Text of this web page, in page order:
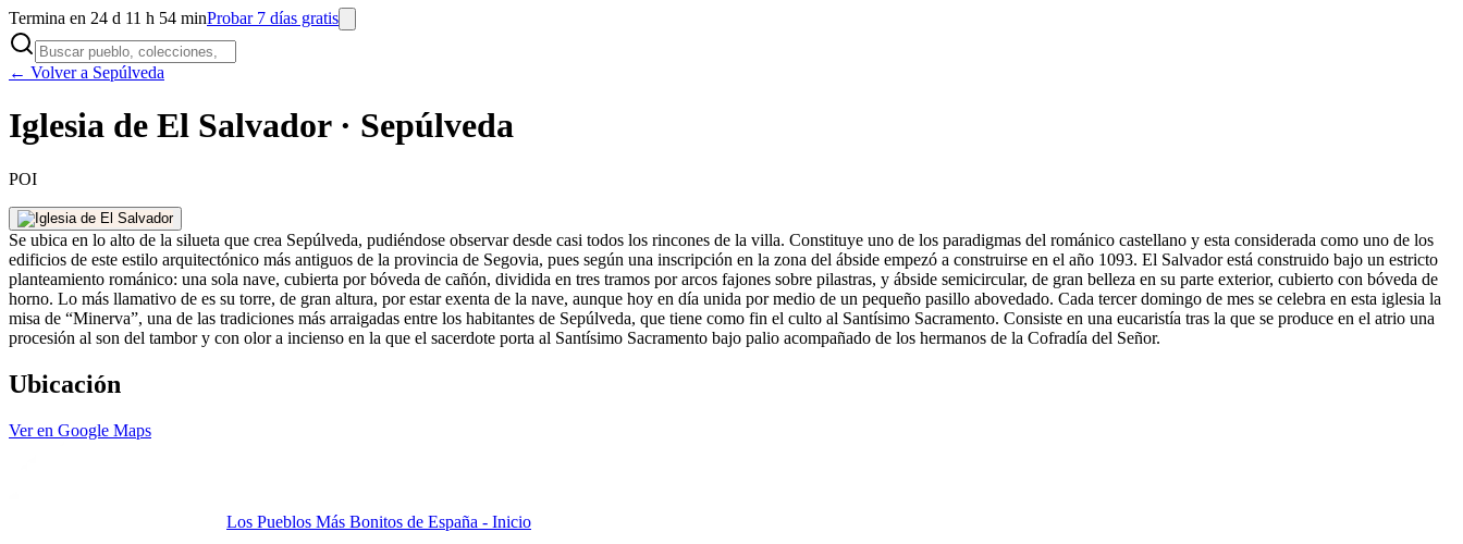
Termina en 24 d 11 h 54 minProbar 7 días gratis
← Volver a Sepúlveda
Iglesia de El Salvador · Sepúlveda
POI
Se ubica en lo alto de la silueta que crea Sepúlveda, pudiéndose observar desde casi todos los rincones de la villa. Constituye uno de los paradigmas del románico castellano y esta considerada como uno de los
edificios de este estilo arquitectónico más antiguos de la provincia de Segovia, pues según una inscripción en la zona del ábside empezó a construirse en el año 1093. El Salvador está construido bajo un estricto
planteamiento románico: una sola nave, cubierta por bóveda de cañón, dividida en tres tramos por arcos fajones sobre pilastras, y ábside semicircular, de gran belleza en su parte exterior, cubierto con bóveda de
horno. Lo más llamativo de es su torre, de gran altura, por estar exenta de la nave, aunque hoy en día unida por medio de un pequeño pasillo abovedado. Cada tercer domingo de mes se celebra en esta iglesia la
misa de “Minerva”, una de las tradiciones más arraigadas entre los habitantes de Sepúlveda, que tiene como fin el culto al Santísimo Sacramento. Consiste en una eucaristía tras la que se produce en el atrio una
procesión al son del tambor y con olor a incienso en la que el sacerdote porta al Santísimo Sacramento bajo palio acompañado de los hermanos de la Cofradía del Señor.
Ubicación
Ver en Google Maps
Los Pueblos Más Bonitos de España - Inicio